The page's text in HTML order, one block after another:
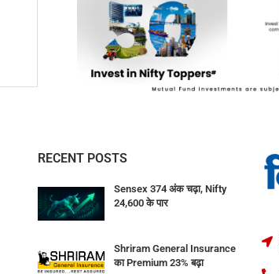
RECENT POSTS
Sensex 374 अंक चढ़ा, Nifty
24,600 के पार
Shriram General Insurance
का Premium 23% बढ़ा